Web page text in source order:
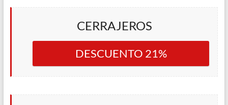
CERRAJEROS
DESCUENTO 21%